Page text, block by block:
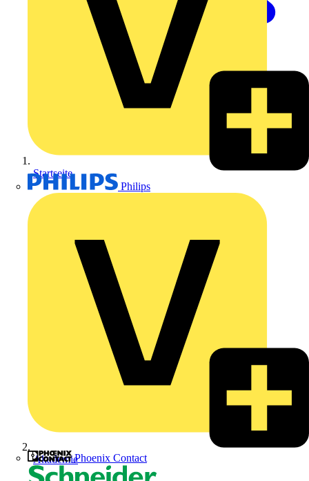
Philips
Phoenix Contact
Startseite
Akademie